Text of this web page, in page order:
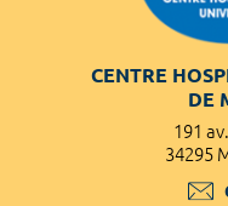
CENTRE
DE
191
34295